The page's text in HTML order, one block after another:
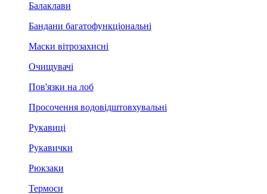
Балаклави
Бандани багатофункціональні
Маски вітрозахисні
Очищувачі
Пов'язки на лоб
Просочення водовідштовхувальні
Рукавиці
Рукавички
Рюкзаки
Термоси